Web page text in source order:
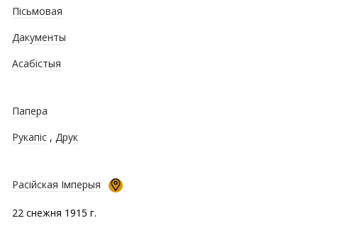
Пісьмовая
Дакументы
Асабістыя
Папера
Рукапіс , Друк
Расійская Імперыя
22 снежня 1915 г.